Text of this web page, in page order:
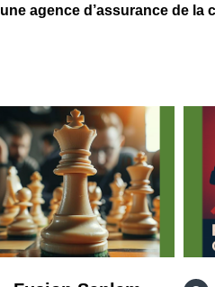
agence d’assurance de la